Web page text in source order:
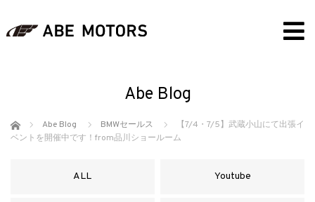
Abe Blog
ホーム Abe Blog BMWセールス
【7/4・7/5】武蔵小山にて出張イ
ベントを開催中です！from品川ショールーム
ALL Youtube